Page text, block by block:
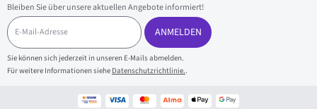
Bleiben Sie über unsere aktuellen Angebote informiert!
E
-
M
a
i
l
ANMELDEN
Sie können sich jederzeit in unseren E-Mails abmelden.
Für weitere Informationen siehe Datenschutzrichtlinie..